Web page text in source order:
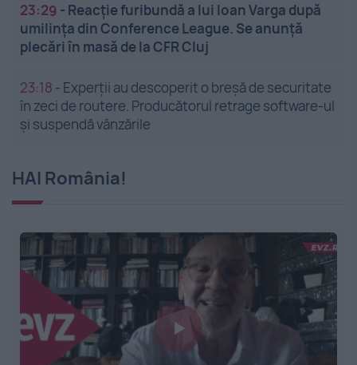
23:29 - Reacție furibundă a lui Ioan Varga după
umilința din Conference League. Se anunță
plecări în masă de la CFR Cluj
23:18 - Experții au descoperit o breșă de securitate
în zeci de routere. Producătorul retrage software-ul
și suspendă vânzările
HAI România!